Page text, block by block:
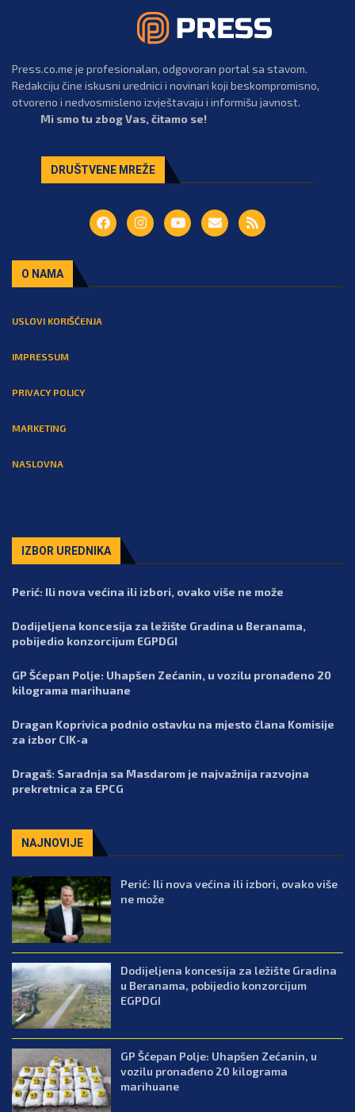
Press.co.me je profesionalan, odgovoran portal sa stavom.
Redakciju čine iskusni urednici i novinari koji beskompromisno,
otvoreno i nedvosmisleno izvještavaju i informišu javnost.
Mi smo tu zbog Vas, čitamo se!
DRUŠTVENE MREŽE
O NAMA
USLOVI KORIŠĆENJA
IMPRESSUM
PRIVACY POLICY
MARKETING
NASLOVNA
IZBOR UREDNIKA
Perić: Ili nova većina ili izbori, ovako više ne može
Dodijeljena koncesija za ležište Gradina u Beranama,
pobijedio konzorcijum EGPDGI
GP Šćepan Polje: Uhapšen Zećanin, u vozilu pronađeno 20
kilograma marihuane
Dragan Koprivica podnio ostavku na mjesto člana Komisije
za izbor CIK-a
Dragaš: Saradnja sa Masdarom je najvažnija razvojna
prekretnica za EPCG
NAJNOVIJE
Perić: Ili nova većina ili izbori, ovako više
ne može
Dodijeljena koncesija za ležište Gradina
u Beranama, pobijedio konzorcijum
EGPDGI
GP Šćepan Polje: Uhapšen Zećanin, u
vozilu pronađeno 20 kilograma
marihuane